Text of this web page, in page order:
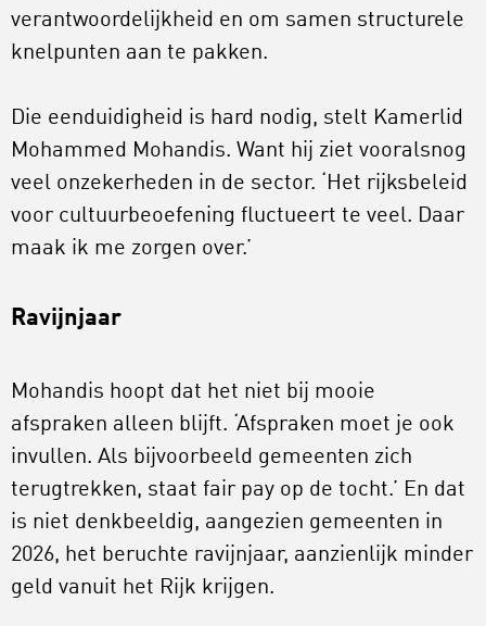
verantwoordelijkheid en om samen structurele
knelpunten aan te pakken.
Die eenduidigheid is hard nodig, stelt Kamerlid
Mohammed Mohandis. Want hij ziet vooralsnog
veel onzekerheden in de sector. ‘Het rijksbeleid
voor cultuurbeoefening fluctueert te veel. Daar
maak ik me zorgen over.’
Ravijnjaar
Mohandis hoopt dat het niet bij mooie
afspraken alleen blijft. ‘Afspraken moet je ook
invullen. Als bijvoorbeeld gemeenten zich
terugtrekken, staat fair pay op de tocht.’ En dat
is niet denkbeeldig, aangezien gemeenten in
2026, het beruchte ravijnjaar, aanzienlijk minder
geld vanuit het Rijk krijgen.